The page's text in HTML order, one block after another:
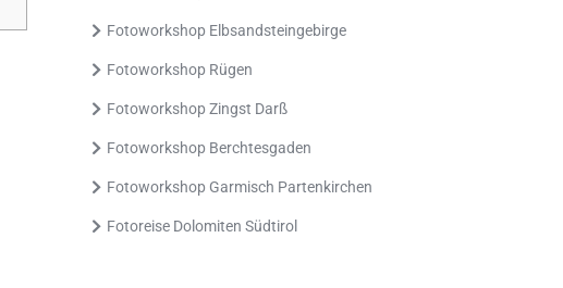
Fotoworkshop Elbsandsteingebirge
Fotoworkshop Rügen
Fotoworkshop Zingst Darß
Fotoworkshop Berchtesgaden
Fotoworkshop Garmisch Partenkirchen
Fotoreise Dolomiten Südtirol